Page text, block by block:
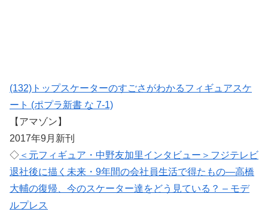
(132)トップスケーターのすごさがわかるフィギュアスケ
ート (ポプラ新書 な 7-1)
【アマゾン】
2017年9月新刊
◇ ＜元フィギュア・中野友加里インタビュー＞フジテレビ
退社後に描く未来・9年間の会社員生活で得たもの―高橋
大輔の復帰、今のスケーター達をどう見ている？ – モデ
ルプレス